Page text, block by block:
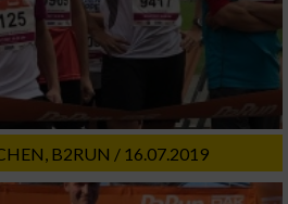
B2RUN / 16.07.2019